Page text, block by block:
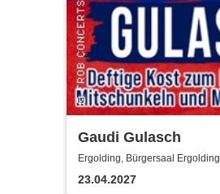
Gaudi Gulasch
Ergolding, Bürgersaal Ergolding
23.04.2027